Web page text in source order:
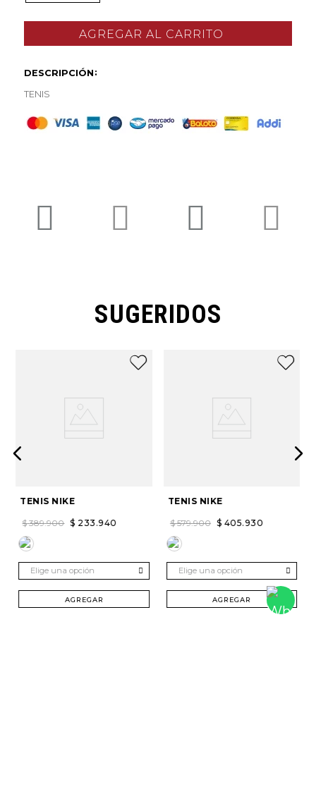
DESCRIPCIÓN
TENIS
SUGERIDOS
TENIS NIKE
$ 389.900 $ 233.940
Elige una opción
AGREGAR
TENIS NIKE
$ 579.900 $ 405.930
Elige una opción
AGREGAR